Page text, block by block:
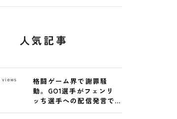
人気記事
格闘ゲーム界で謝罪騒
動。GO1選手がフェンリ
ッち選手への配信発言で
views